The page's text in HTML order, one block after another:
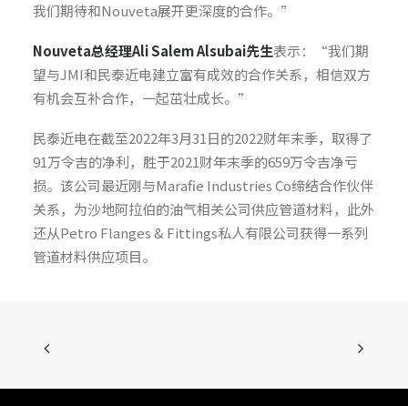
我们期待和Nouveta展开更深度的合作。”
Nouveta总经理Ali Salem Alsubai先生表示：“我们期
望与JMI和民泰近电建立富有成效的合作关系，相信双方
有机会互补合作，一起茁壮成长。”
民泰近电在截至2022年3月31日的2022财年末季，取得了
91万令吉的净利，胜于2021财年末季的659万令吉净亏
损。该公司最近刚与Marafie Industries Co缔结合作伙伴
关系，为沙地阿拉伯的油气相关公司供应管道材料，此外
还从Petro Flanges & Fittings私人有限公司获得一系列
管道材料供应项目。